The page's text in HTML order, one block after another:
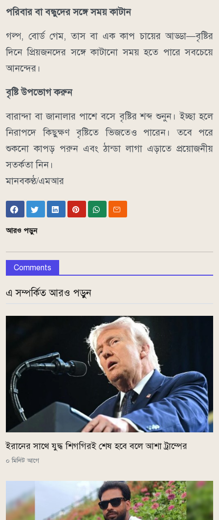
পরিবার বা বন্ধুদের সঙ্গে সময় কাটান
গল্প, বোর্ড গেম, তাস বা এক কাপ চায়ের আড্ডা—বৃষ্টির
দিনে প্রিয়জনদের সঙ্গে কাটানো সময় হতে পারে সবচেয়ে
আনন্দের।
বৃষ্টি উপভোগ করুন
বারান্দা বা জানালার পাশে বসে বৃষ্টির শব্দ শুনুন। ইচ্ছা হলে
নিরাপদে কিছুক্ষণ বৃষ্টিতে ভিজতেও পারেন। তবে পরে
শুকনো কাপড় পরুন এবং ঠান্ডা লাগা এড়াতে প্রয়োজনীয়
সতর্কতা নিন।
মানবকণ্ঠ/এমআর
আরও পড়ুন
Comments
এ সম্পর্কিত আরও পড়ুন
ইরানের সাথে যুদ্ধ শিগগিরই শেষ হবে বলে আশা ট্রাম্পের
০ মিনিট আগে